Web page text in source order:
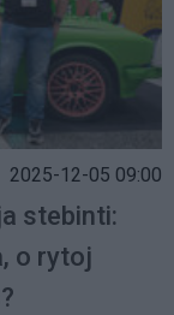
2025-12-05 09:00
stebinti:
o rytoj